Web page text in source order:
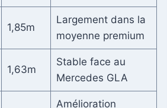
1,85m
Largement dans la
moyenne premium
1,63m
Stable face au
Mercedes GLA
Amélioration